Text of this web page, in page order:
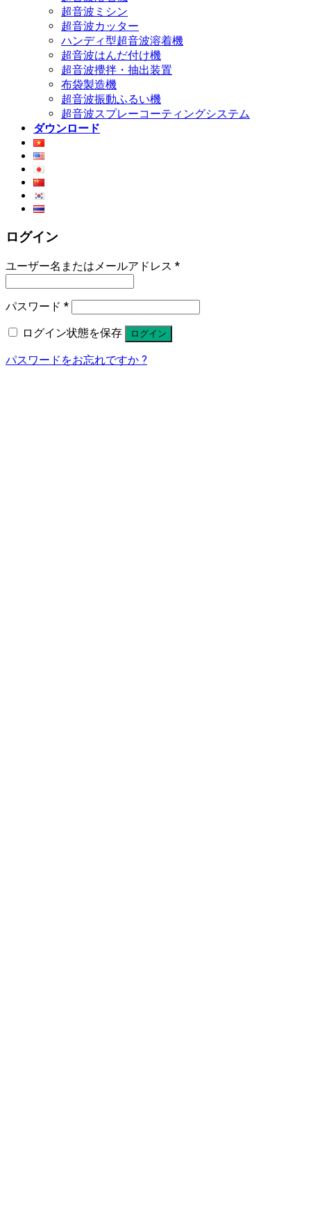
超音波ミシン
超音波カッター
ハンディ型超音波溶着機
超音波はんだ付け機
超音波攪拌・抽出装置
布袋製造機
超音波振動ふるい機
超音波スプレーコーティングシステム
ダウンロード
ログイン
ユーザー名またはメールアドレス *
パスワード *
ログイン状態を保存
ログイン
パスワードをお忘れですか ?